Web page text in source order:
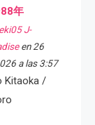
年
J-
en 26
a las 3:57
Kitaoka /